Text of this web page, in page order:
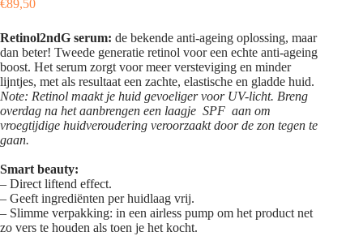
€89,50
Retinol2ndG serum: de bekende anti-ageing oplossing, maar
dan beter! Tweede generatie retinol voor een echte anti-ageing
boost. Het serum zorgt voor meer versteviging en minder
lijntjes, met als resultaat een zachte, elastische en gladde huid.
Note: Retinol maakt je huid gevoeliger voor UV-licht. Breng
overdag na het aanbrengen een laagje SPF aan om
vroegtijdige huidveroudering veroorzaakt door de zon tegen te
gaan.
Smart beauty:
– Direct liftend effect.
– Geeft ingrediënten per huidlaag vrij.
– Slimme verpakking: in een airless pump om het product net
zo vers te houden als toen je het kocht.